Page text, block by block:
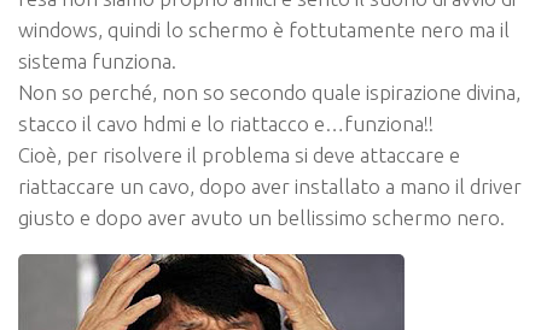
windows, quindi lo schermo è fottutamente nero ma il
sistema funziona.
Non so perché, non so secondo quale ispirazione divina,
stacco il cavo hdmi e lo riattacco e…funziona!!
Cioè, per risolvere il problema si deve attaccare e
riattaccare un cavo, dopo aver installato a mano il driver
giusto e dopo aver avuto un bellissimo schermo nero.